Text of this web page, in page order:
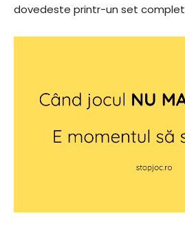
dovedeste printr-un set complet